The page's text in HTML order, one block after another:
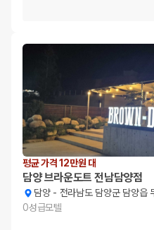
평균 가격 12만원 대
담양 브라운도트 전남담양점
담양- 전라남도 담양군 담양읍
0성급모텔